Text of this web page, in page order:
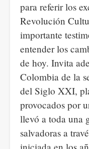
para referir los
Revolución
importante
entender los
de hoy. Invita
Colombia de la
del Siglo XXI,
provocados por
llevó a toda una
salvadoras a